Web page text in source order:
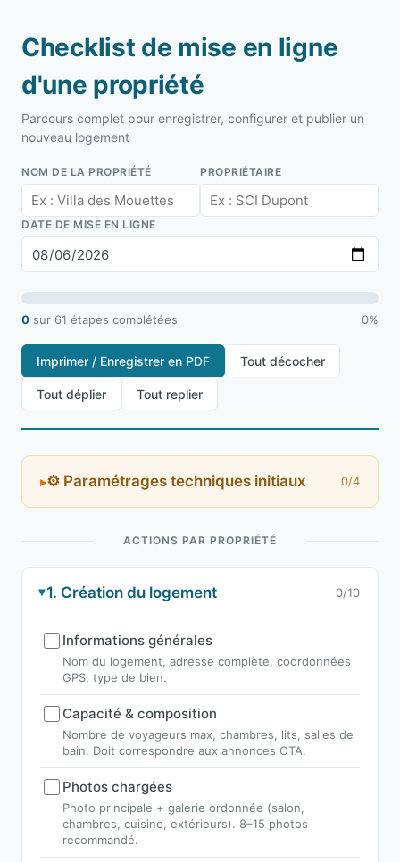
Checklist de mise en ligne
d'une propriété
Parcours complet pour enregistrer, configurer et publier un
nouveau logement
NOM DE LA PROPRIÉTÉ PROPRIÉTAIRE
DATE DE MISE EN LIGNE
0 sur 61 étapes complétées 0%
Imprimer / Enregistrer en PDF Tout décocher
Tout déplier Tout replier
⚙ Paramétrages techniques initiaux 0/4
ACTIONS PAR PROPRIÉTÉ
1. Création du logement 0/10
Informations générales
Nom du logement, adresse complète, coordonnées
GPS, type de bien.
Capacité & composition
Nombre de voyageurs max, chambres, lits, salles de
bain. Doit correspondre aux annonces OTA.
Photos chargées
Photo principale + galerie ordonnée (salon,
chambres, cuisine, extérieurs). 8–15 photos
recommandé.